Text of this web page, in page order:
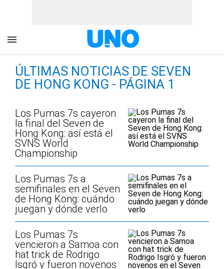
ÚLTIMAS NOTICIAS DE SEVEN
DE HONG KONG - PÁGINA 1
Los Pumas 7s cayeron
la final del Seven de
Hong Kong: así está el
SVNS World
Championship
Los Pumas 7s a
semifinales en el Seven
de Hong Kong: cuándo
juegan y dónde verlo
Los Pumas 7s
vencieron a Samoa con
hat trick de Rodrigo
Isgró y fueron novenos